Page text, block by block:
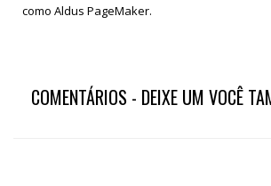
como Aldus PageMaker.
COMENTÁRIOS - DEIXE UM VOCÊ